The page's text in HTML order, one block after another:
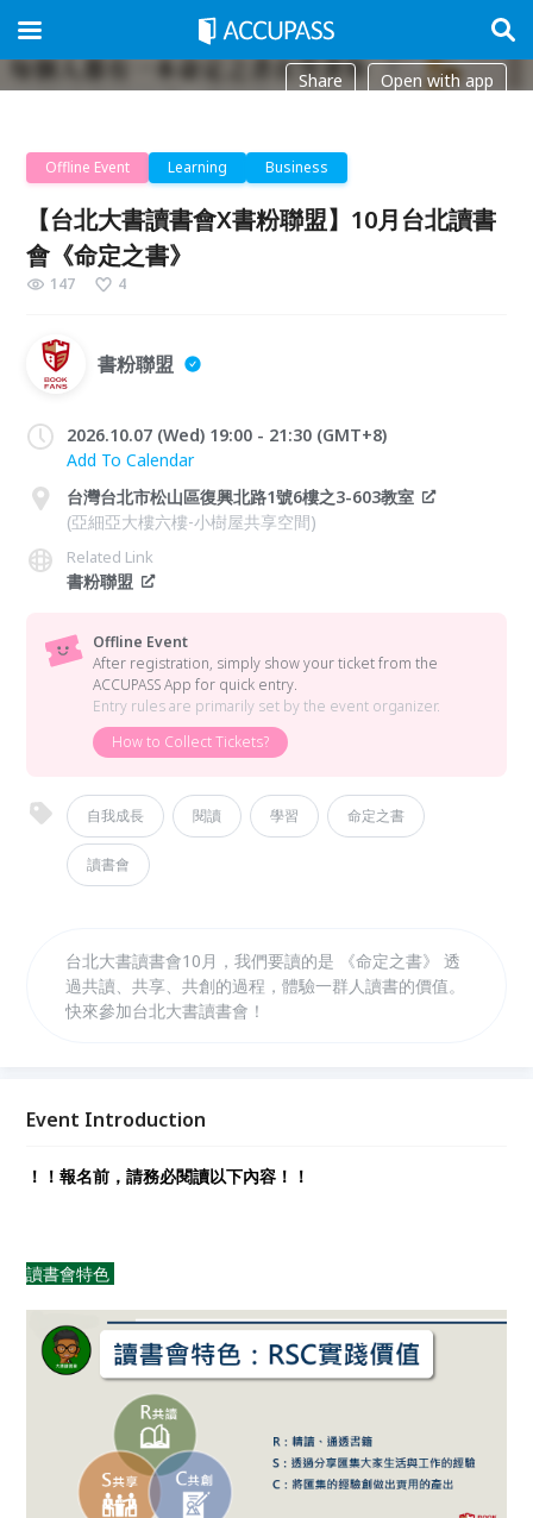
Share Open with app
Offline Event Learning Business
【台北大書讀書會X書粉聯盟】10月台北讀書
會《命定之書》
147 4
書粉聯盟
2026.10.07 (Wed) 19:00 - 21:30 (GMT+8)
Add To Calendar
台灣台北市松山區復興北路1號6樓之3-603教室
(亞細亞大樓六樓-小樹屋共享空間)
Related Link
書粉聯盟
Offline Event
After registration, simply show your ticket from the
ACCUPASS App for quick entry.
Entry rules are primarily set by the event organizer.
How to Collect Tickets?
自我成長 閱讀 學習 命定之書
讀書會
台北大書讀書會10月，我們要讀的是 《命定之書》 透
過共讀、共享、共創的過程，體驗一群人讀書的價值。
快來參加台北大書讀書會！
Event Introduction
！！報名前，請務必閱讀以下內容！！
讀書會特色